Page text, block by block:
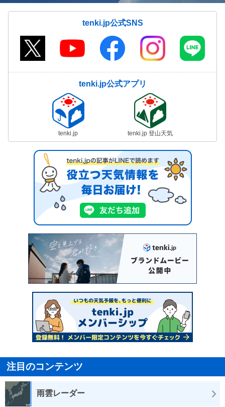
tenki.jp公式SNS
tenki.jp公式アプリ
tenki.jp tenki.jp 登山天気
注目のコンテンツ
雨雲レーダー